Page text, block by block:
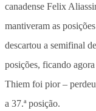
canadense Felix
mantiveram as
descartou a semifinal
posições, ficando
Thiem foi pior –
a 37.ª posição.